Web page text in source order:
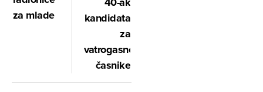
za mlade
kandidata
za
vatrogasne
časnike